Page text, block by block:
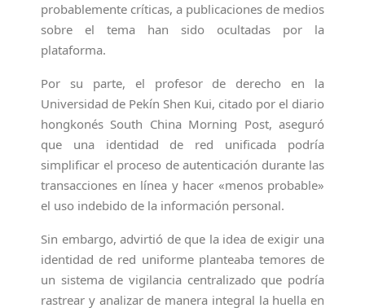
probablemente críticas, a publicaciones de medios
sobre el tema han sido ocultadas por la
plataforma.
Por su parte, el profesor de derecho en la
Universidad de Pekín Shen Kui, citado por el diario
hongkonés South China Morning Post, aseguró
que una identidad de red unificada podría
simplificar el proceso de autenticación durante las
transacciones en línea y hacer «menos probable»
el uso indebido de la información personal.
Sin embargo, advirtió de que la idea de exigir una
identidad de red uniforme planteaba temores de
un sistema de vigilancia centralizado que podría
rastrear y analizar de manera integral la huella en